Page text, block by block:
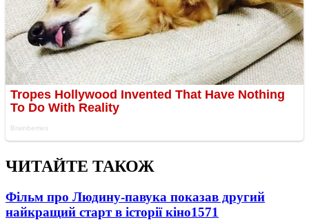
ЧИТАЙТЕ ТАКОЖ
Фільм про Людину-павука показав другий
найкращий старт в історії кіно1571